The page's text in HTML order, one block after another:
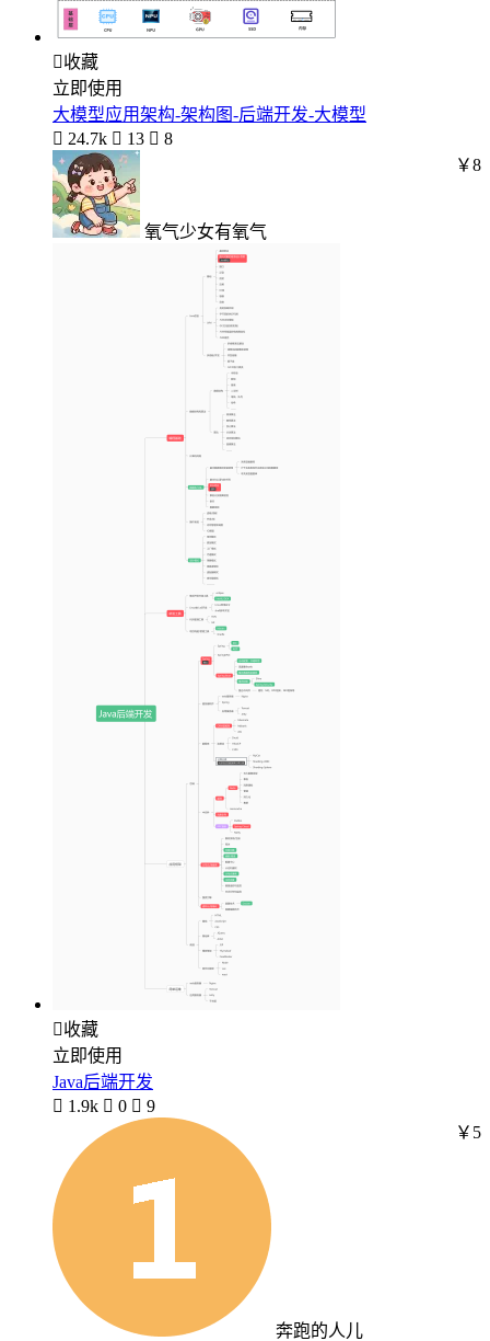
收藏
立即使用
大模型应用架构-架构图-后端开发-大模型
 24.7k  13  8
氧气少女有氧气
￥8
收藏
立即使用
Java后端开发
 1.9k  0  9
奔跑的人儿
￥5